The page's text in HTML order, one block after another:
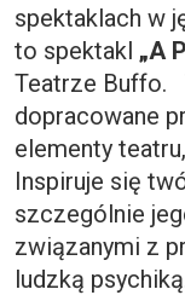
spektaklach w
to spektakl „A
Teatrze Buffo.
dopracowane
elementy
Inspiruje się
szczególnie
związanymi z
ludzką